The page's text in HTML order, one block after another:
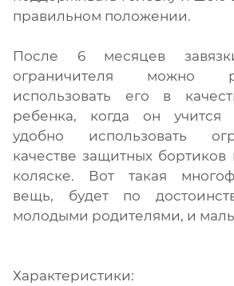
правильном положении.
После 6 месяцев
ограничителя можно
использовать его в
ребенка, когда он учится
удобно использовать
качестве защитных бортиков
коляске. Вот такая
вещь, будет по
молодыми родителями, и
Характеристики: